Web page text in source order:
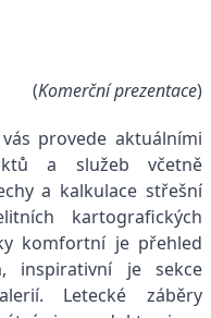
(Komerční prezentace)
provede aktuálními
a služeb včetně
a kalkulace střešní
kartografických
komfortní je přehled
inspirativní je sekce
Letecké záběry